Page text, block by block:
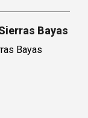
Bayas